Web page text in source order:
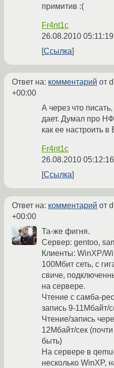
примитив :(
Fr4nt1c
26.08.2010
Ссылка
Ответ на: комментарий от
+00:00
А через что
дает. Думал про
как ее настроить
Fr4nt1c
26.08.2010
Ссылка
Ответ на: комментарий от
+00:00
Та-же фигня.
Сервер: gentoo,
Клиенты: WinXP/
100Мбит сеть, с
свиче,
на сервере.
Чтение с самба-
запись 9-11Мбайт/
Чтение/запись
12Мбайт/сек
быть)
На сервере в
несколько WinXP,